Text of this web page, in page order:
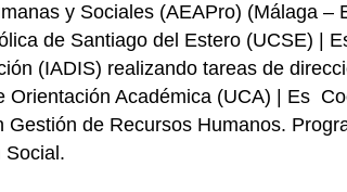
y Sociales (AEAPro) (Málaga –
de Santiago del Estero (UCSE) |
(IADIS) realizando tareas de
Orientación Académica (UCA) | Es
de Recursos Humanos.
Social.